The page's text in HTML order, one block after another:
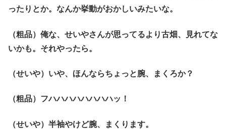
ったりとか。なんか挙動がおかしいみたいな。
（粗品）俺な、せいやさんが思ってるより古畑、見れてな
いかも。それやったら。
（せいや）いや、ほんならちょっと腕、まくろか？
（粗品）フハハハハハハハハッ！
（せいや）半袖やけど腕、まくります。